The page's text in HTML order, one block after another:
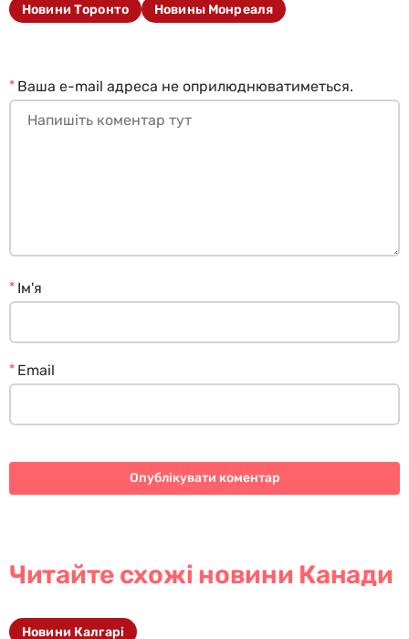
Новини Торонто Новины Монреаля
Ваша e-mail адреса не оприлюднюватиметься.
*
Ім'я
*
Email
*
Читайте схожі новини Канади
Новини Калгарі